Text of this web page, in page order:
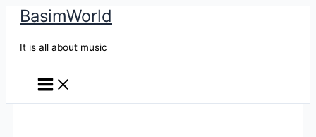
BasimWorld
It is all about music